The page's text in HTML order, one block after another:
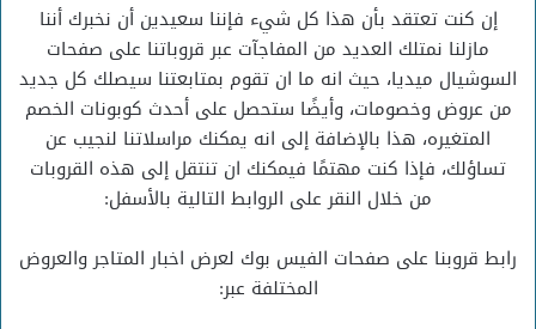
إن كنت تعتقد بأن هذا كل شيء فإننا سعيدين أن نخبرك أننا
مازلنا نمتلك العديد من المفاجآت عبر قروباتنا على صفحات
السوشيال ميديا، حيث انه ما ان تقوم بمتابعتنا سيصلك كل جديد
من عروض وخصومات، وأيضًا ستحصل على أحدث كوبونات الخصم
المتغيره، هذا بالإضافة إلى انه يمكنك مراسلاتنا لنجيب عن
تساؤلك، فإذا كنت مهتمًا فيمكنك ان تنتقل إلى هذه القروبات
من خلال النقر على الروابط التالية بالأسفل:
رابط قروبنا على صفحات الفيس بوك لعرض اخبار المتاجر والعروض
المختلفة عبر: